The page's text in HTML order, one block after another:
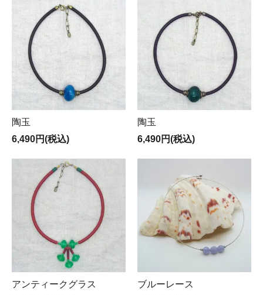
陶玉
6,490円(税込)
陶玉
6,490円(税込)
アンティークグラス
ブルーレース